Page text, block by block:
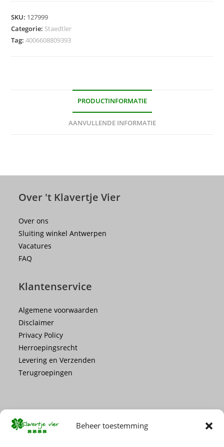
Beheer toestemming
SKU: 127999
Categorie: Staedtler
Tag:4006608809393
PRODUCTINFORMATIE
AANVULLENDE INFORMATIE
Over 't Klavertje Vier
Over ons
Sluiting winkel Antwerpen
Vacatures
FAQ
Klantenservice
Algemene voorwaarden
Disclaimer
Privacy Policy
Herroepingsrecht
Levering en Verzenden
Terugroepingen